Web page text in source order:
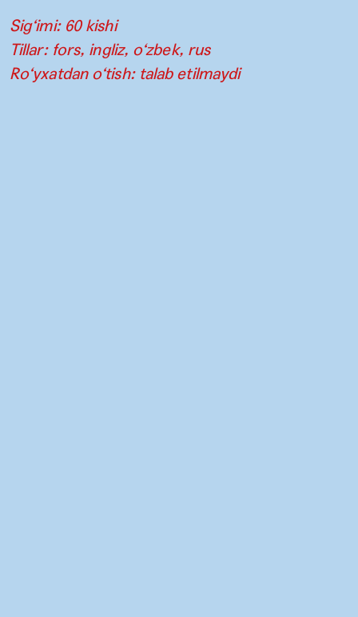
Sig‘imi: 60 kishi
Tillar: fors, ingliz, o‘zbek, rus
Ro‘yxatdan o‘tish: talab etilmaydi